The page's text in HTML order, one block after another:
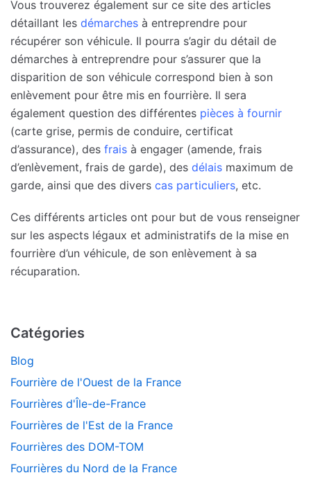
Vous trouverez également sur ce site des articles
détaillant les démarches à entreprendre pour
récupérer son véhicule. Il pourra s’agir du détail de
démarches à entreprendre pour s’assurer que la
disparition de son véhicule correspond bien à son
enlèvement pour être mis en fourrière. Il sera
également question des différentes pièces à fournir
(carte grise, permis de conduire, certificat
d’assurance), des frais à engager (amende, frais
d’enlèvement, frais de garde), des délais maximum de
garde, ainsi que des divers cas particuliers, etc.
Ces différents articles ont pour but de vous renseigner
sur les aspects légaux et administratifs de la mise en
fourrière d’un véhicule, de son enlèvement à sa
récuparation.
Catégories
Blog
Fourrière de l'Ouest de la France
Fourrières d'Île-de-France
Fourrières de l'Est de la France
Fourrières des DOM-TOM
Fourrières du Nord de la France